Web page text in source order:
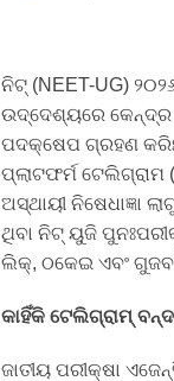
ନିଟ୍ (NEET-UG)
ଉଦ୍ଦେଶ୍ୟରେ
ପଦକ୍ଷେପ ଗ୍ରହଣ
ପ୍ଲାଟଫର୍ମ ଟେଲିଗ୍ରାମ
ଅସ୍ଥାୟୀ ନିଷେଧାଜ୍ଞା
ଥିବା ନିଟ୍ ୟୁଜି
ଲିକ୍, ଠକେଇ ଏବଂ ଗୁଜବ
କାହିଁକି ଟେଲିଗ୍ରାମ୍ ବନ୍ଦ
ଜାତୀୟ ପରୀକ୍ଷା